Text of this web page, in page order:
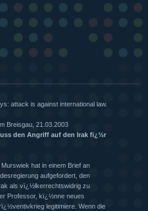
attack is against international law.
Breisgau, 21.03.2003
den Angriff auf den Irak fï¿½r
hat in einem Brief an
aufgefordert, den
als vï¿½lkerrechtswidrig zu
Professor, kï¿½nne neues
legitimiere. Wenn die